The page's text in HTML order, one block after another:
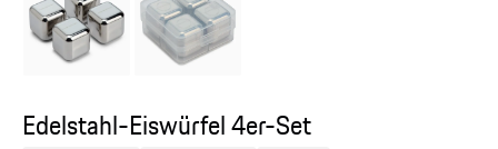
Edelstahl-Eiswürfel 4er-Set